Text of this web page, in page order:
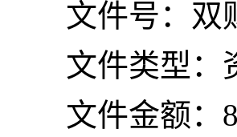
文件号：双
文件类型：
文件金额：